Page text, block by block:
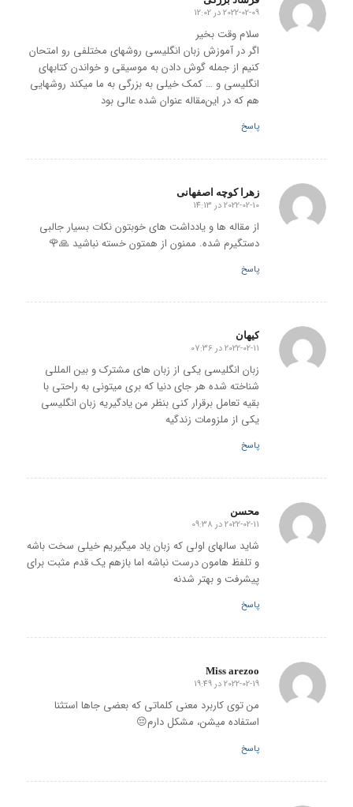
گفته:
2022-02-09 در 12:02
سلام وقت بخیر
اگر در آموزش زبان انگلیسی روشهای مختلفی رو امتحان
کنیم از جمله گوش دادن به موسیقی و خواندن کتابهای
انگلیسی و … کمک خیلی به بزرگی به ما میکند روشهایی
هم که در این‌مقاله عنوان شده عالی بود
پاسخ
زهرا کوچه اصفهانی
گفته:
2022-02-10 در 14:13
از مقاله ها و یادداشت های خوبتون نکات بسیار جالبی
دستگیرم شده. ممنون از همتون خسته نباشید 🙏🌹
پاسخ
کیهان
گفته:
2022-02-11 در 07:36
زبان انگلیسی یکی از زبان های مشترک و بین المللی
شناخته شده هر جای دنیا که بری میتونی به راحتی با
بقیه تعامل برقرار کنی بنظر من یادگیریه زبان انگلیسی
یکی از ملزومات زندگیه
پاسخ
محسن
گفته:
2022-02-11 در 09:38
شاید سالهای اولی که زبان یاد میگیریم خیلی سخت باشه
و تلفظ هامون درست نباشه اما بازهم یک قدم مثبت برای
پیشرفت و بهتر شدنه
پاسخ
Miss arezoo
گفته:
2022-02-19 در 19:49
من توی کاربرد معنی کلماتی که بعضی جاها استثنا
استفاده میشن، مشکل دارم😔
پاسخ